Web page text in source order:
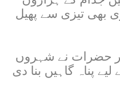
بھی تیزی سے پھیل
حضرات نے شہروں
پناہ گاہیں بنا دی